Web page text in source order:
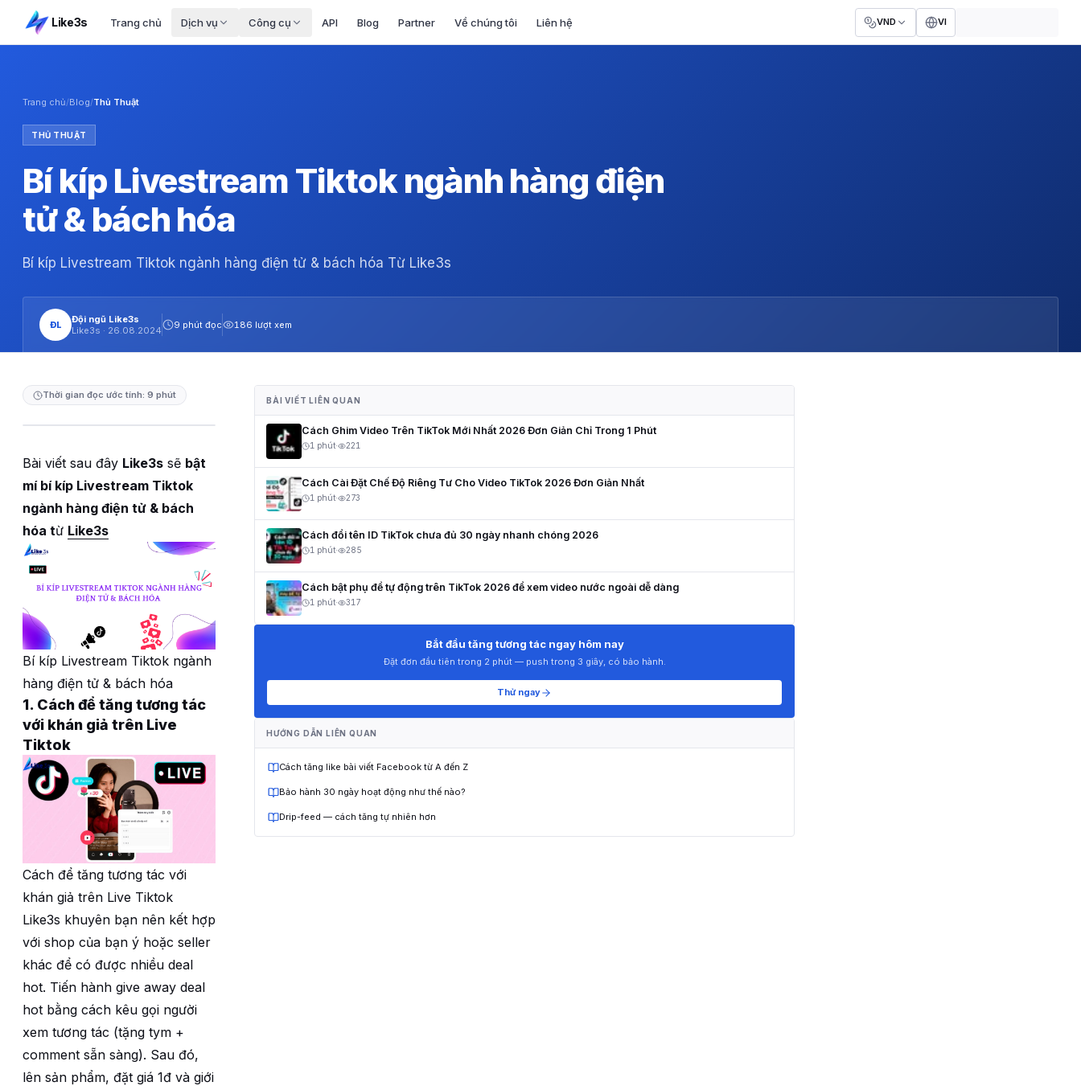
Like3s Trang chủ Dịch vụ Công cụ API Blog Partner Về chúng tôi Liên hệ VND VI
Trang chủ/Blog/Thủ Thuật
THỦ THUẬT
Bí kíp Livestream Tiktok ngành hàng điện
tử & bách hóa
Bí kíp Livestream Tiktok ngành hàng điện tử & bách hóa Từ Like3s
ĐL
Đội ngũ Like3s
Like3s · 26.08.2024
9 phút đọc 186 lượt xem
Thời gian đọc ước tính: 9 phút
Bài viết sau đây Like3s sẽ bật
mí bí kíp Livestream Tiktok
ngành hàng điện tử & bách
hóa từ Like3s
Bí kíp Livestream Tiktok ngành
hàng điện tử & bách hóa
1. Cách để tăng tương tác
với khán giả trên Live
Tiktok
Cách để tăng tương tác với
khán giả trên Live Tiktok
Like3s khuyên bạn nên kết hợp
với shop của bạn ý hoặc seller
khác để có được nhiều deal
hot. Tiến hành give away deal
hot bằng cách kêu gọi người
xem tương tác (tặng tym +
comment sẵn sàng). Sau đó,
lên sản phẩm, đặt giá 1đ và giới
BÀI VIẾT LIÊN QUAN
Cách Ghim Video Trên TikTok Mới Nhất 2026 Đơn Giản Chỉ Trong 1 Phút
1 phút· 221
Cách Cài Đặt Chế Độ Riêng Tư Cho Video TikTok 2026 Đơn Giản Nhất
1 phút· 273
Cách đổi tên ID TikTok chưa đủ 30 ngày nhanh chóng 2026
1 phút· 285
Cách bật phụ đề tự động trên TikTok 2026 để xem video nước ngoài dễ dàng
1 phút· 317
Bắt đầu tăng tương tác ngay hôm nay
Đặt đơn đầu tiên trong 2 phút — push trong 3 giây, có bảo hành.
Thử ngay
HƯỚNG DẪN LIÊN QUAN
Cách tăng like bài viết Facebook từ A đến Z
Bảo hành 30 ngày hoạt động như thế nào?
Drip-feed — cách tăng tự nhiên hơn